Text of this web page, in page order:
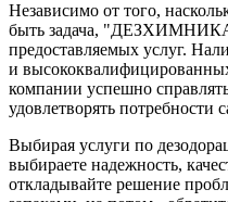
Независимо от того,
быть задача, "ДЕЗХИМНИКА"
предоставляемых услуг.
и
компании успешно
удовлетворять потребности
Выбирая услуги по
выбираете надежность,
откладывайте решение